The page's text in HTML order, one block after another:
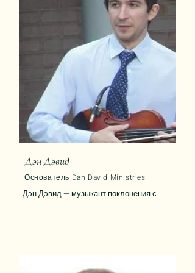
университете в Иерусалиме и
Израильском библейском центре.
Дэн Дэвид
Основатель Dan David Ministries
Дэн Дэвид — музыкант поклонения с